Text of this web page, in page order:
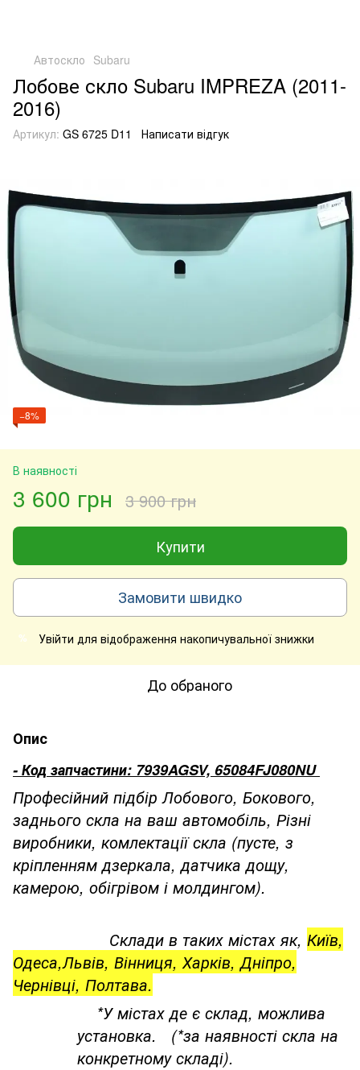
Автоскло Subaru
Лобове скло Subaru IMPREZA (2011-
2016)
Артикул: GS 6725 D11 Написати відгук
−8%
В наявності
3 600 грн 3 900 грн
Купити
Замовити швидко
% Увійти для відображення накопичувальної знижки
До обраного
Опис
- Код запчастини: 7939AGSV, 65084FJ080NU
Професійний підбір Лобового, Бокового,
заднього скла на ваш автомобіль, Різні
виробники, комлектації скла (пусте, з
кріпленням дзеркала, датчика дощу,
камерою, обігрівом і молдингом).
Склади в таких містах як, Київ,
Одеса,Львів, Вінниця, Харків, Дніпро,
Чернівці, Полтава.
*У містах де є склад, можлива
установка. (*за наявності скла на
конкретному складі).